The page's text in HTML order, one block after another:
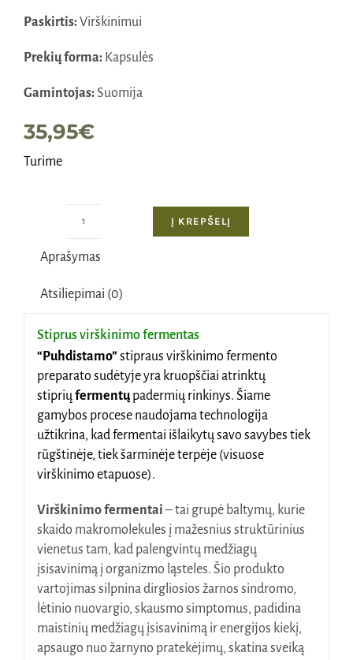
Paskirtis:Virškinimui
Prekių forma: Kapsulės
Gamintojas:Suomija
35,95€
Turime
virškinimo
60
kapsulių
Į KREPŠELĮ
Aprašymas
Atsiliepimai (0)
Stiprus virškinimo fermentas
“Puhdistamo” stipraus virškinimo fermento
preparato sudėtyje yra kruopščiai atrinktų
stipriųfermentųpadermių rinkinys. Šiame
gamybos procese naudojama technologija
užtikrina, kad fermentai išlaikytų savo savybes tiek
rūgštinėje, tiek šarminėje terpėje (visuose
virškinimo etapuose).
Virškinimo fermentai– tai grupė baltymų, kurie
skaido makromolekules į mažesnius struktūrinius
vienetus tam, kad palengvintų medžiagų
įsisavinimą į organizmo ląsteles. Šio produkto
vartojimas silpnina dirgliosios žarnos sindromo,
lėtinio nuovargio, skausmo simptomus, padidina
maistinių medžiagų įsisavinimą ir energijos kiekį,
apsaugo nuo žarnyno pratekėjimų, skatina sveiką